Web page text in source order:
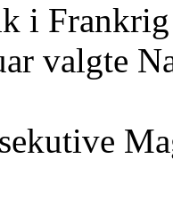
i
valgte